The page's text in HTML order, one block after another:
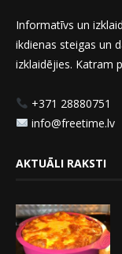
Informatīvs un
ikdienas steigas un
izklaidējies. Katram
+371 28880751
info@freetime.lv
AKTUĀLI RAKSTI